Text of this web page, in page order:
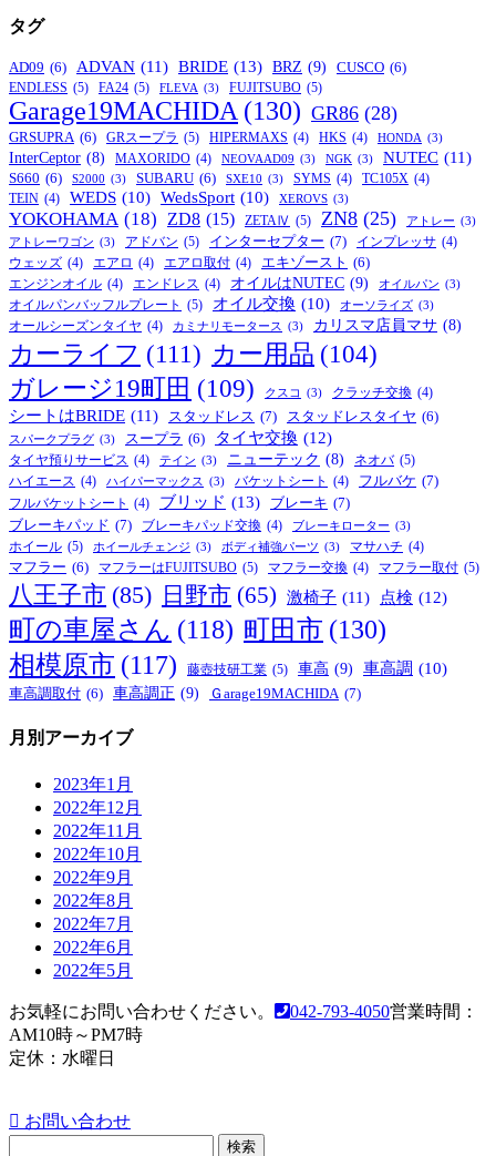
タグ
AD09 (6) ADVAN (11) BRIDE (13) BRZ (9) CUSCO (6)
ENDLESS (5) FA24 (5) FLEVA (3) FUJITSUBO (5)
Garage19MACHIDA (130) GR86 (28)
GRSUPRA (6) GRスープラ (5) HIPERMAXS (4) HKS (4) HONDA (3)
InterCeptor (8) MAXORIDO (4) NEOVAAD09 (3) NGK (3) NUTEC (11)
S660 (6) S2000 (3) SUBARU (6) SXE10 (3) SYMS (4) TC105X (4)
TEIN (4) WEDS (10) WedsSport (10) XEROVS (3)
YOKOHAMA (18) ZD8 (15) ZETAⅣ (5) ZN8 (25) アトレー (3)
アトレーワゴン (3) アドバン (5) インターセプター (7) インプレッサ (4)
ウェッズ (4) エアロ (4) エアロ取付 (4) エキゾースト (6)
エンジンオイル (4) エンドレス (4) オイルはNUTEC (9) オイルパン (3)
オイルパンバッフルプレート (5) オイル交換 (10) オーソライズ (3)
オールシーズンタイヤ (4) カミナリモータース (3) カリスマ店員マサ (8)
カーライフ (111) カー用品 (104)
ガレージ19町田 (109) クスコ (3) クラッチ交換 (4)
シートはBRIDE (11) スタッドレス (7) スタッドレスタイヤ (6)
スパークプラグ (3) スープラ (6) タイヤ交換 (12)
タイヤ預りサービス (4) テイン (3) ニューテック (8) ネオバ (5)
ハイエース (4) ハイパーマックス (3) バケットシート (4) フルバケ (7)
フルバケットシート (4) ブリッド (13) ブレーキ (7)
ブレーキパッド (7) ブレーキパッド交換 (4) ブレーキローター (3)
ホイール (5) ホイールチェンジ (3) ボディ補強パーツ (3) マサハチ (4)
マフラー (6) マフラーはFUJITSUBO (5) マフラー交換 (4) マフラー取付 (5)
八王子市 (85) 日野市 (65) 激椅子 (11) 点検 (12)
町の車屋さん (118) 町田市 (130)
相模原市 (117) 藤壺技研工業 (5) 車高 (9) 車高調 (10)
車高調取付 (6) 車高調正 (9) Ｇarage19MACHIDA (7)
月別アーカイブ
2023年1月
2022年12月
2022年11月
2022年10月
2022年9月
2022年8月
2022年7月
2022年6月
2022年5月
お気軽にお問い合わせください。 042-793-4050営業時間：
AM10時～PM7時
定休：水曜日
お問い合わせ